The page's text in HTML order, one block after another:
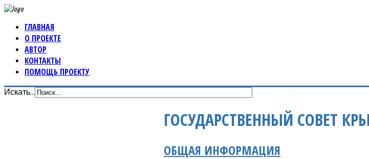
ГЛАВНАЯ
О ПРОЕКТЕ
АВТОР
КОНТАКТЫ
ПОМОЩЬ ПРОЕКТУ
Искать...
ГОСУДАРСТВЕННЫЙ СОВЕТ
ОБЩАЯ ИНФОРМАЦИЯ